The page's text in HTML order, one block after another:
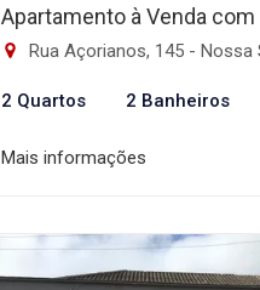
Apartamento à Venda
Rua Açorianos, 145 - Nossa
2 Quartos 2 Banheiros
Mais informações